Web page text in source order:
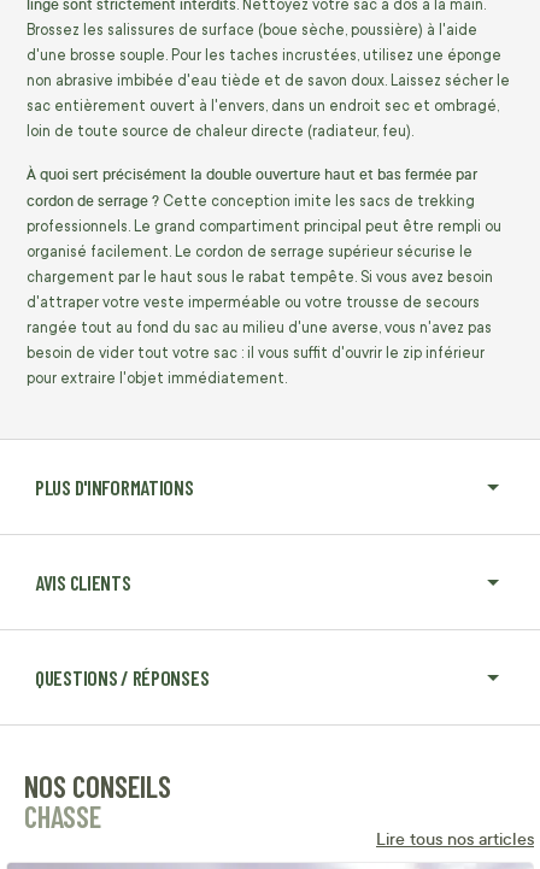
PLUS D'INFORMATIONS
AVIS CLIENTS
QUESTIONS / RÉPONSES
linge sont strictement interdits. Nettoyez votre sac à dos à la main.
Brossez les salissures de surface (boue sèche, poussière) à l'aide
d'une brosse souple. Pour les taches incrustées, utilisez une éponge
non abrasive imbibée d'eau tiède et de savon doux. Laissez sécher le
sac entièrement ouvert à l'envers, dans un endroit sec et ombragé,
loin de toute source de chaleur directe (radiateur, feu).
À quoi sert précisément la double ouverture haut et bas fermée par
cordon de serrage ? Cette conception imite les sacs de trekking
professionnels. Le grand compartiment principal peut être rempli ou
organisé facilement. Le cordon de serrage supérieur sécurise le
chargement par le haut sous le rabat tempête. Si vous avez besoin
d'attraper votre veste imperméable ou votre trousse de secours
rangée tout au fond du sac au milieu d'une averse, vous n'avez pas
besoin de vider tout votre sac : il vous suffit d'ouvrir le zip inférieur
pour extraire l'objet immédiatement.
NOS CONSEILS
CHASSE
Lire tous nos articles